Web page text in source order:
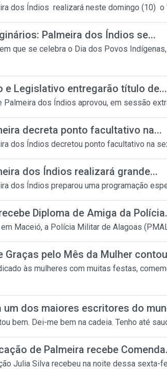
dos Índios realizará neste domingo (10) o
Palmeira dos Índios se...
que se celebra o Dia dos Povos
e Legislativo entregarão título de...
Palmeira dos Índios aprovou, em sessão
decreta ponto facultativo na...
dos Índios decretou ponto facultativo na
dos Índios realizará grande...
dos Índios preparou uma programação
Diploma de Amiga da
Maceió, a Polícia Militar de Alagoas
Graças pelo Mês da Mulher
às mulheres com muitas festas,
um dos maiores escritores do
bem. Dei-me bem na cadeia. Tenho até
de Palmeira recebe
Julia Silva recebeu na noite dessa sexta-